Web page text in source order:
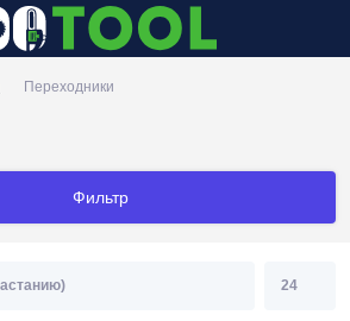
Переходники
Фильтр